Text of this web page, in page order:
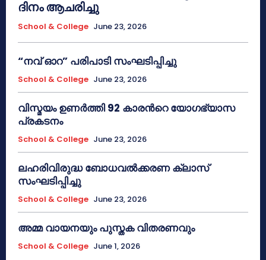
ദിനം ആചരിച്ചു
School & College June 23, 2026
“നവ് ഓറ” പരിപാടി സംഘടിപ്പിച്ചു
School & College June 23, 2026
വിസ്മയം ഉണർത്തി 92 കാരൻറെ യോഗഭ്യാസ
പ്രകടനം
School & College June 23, 2026
ലഹരിവിരുദ്ധ ബോധവൽക്കരണ ക്ലാസ്
സംഘടിപ്പിച്ചു
School & College June 23, 2026
അമ്മ വായനയും പുസ്തക വിതരണവും
School & College June 1, 2026